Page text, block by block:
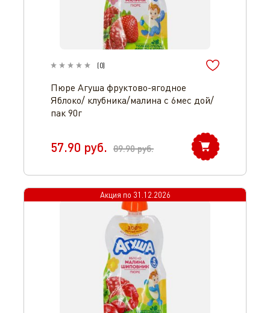
(0)
Пюре Агуша фруктово-ягодное
Яблоко/ клубника/малина с 6мес дой/
пак 90г
57.90 руб. 89.90руб.
Акция по 31.12.2026